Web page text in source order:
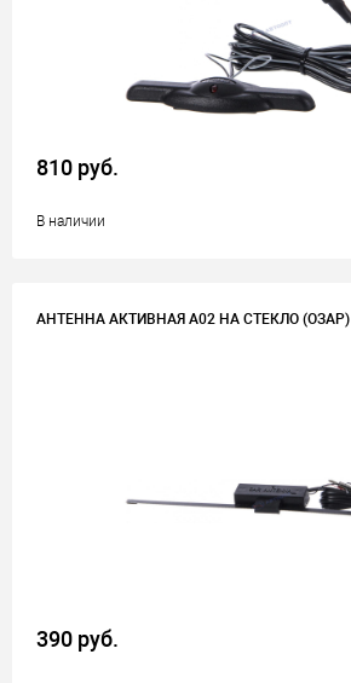
810 руб.
В наличии
АНТЕННА АКТИВНАЯ А02 НА СТЕКЛО (ОЗАР)
390 руб.